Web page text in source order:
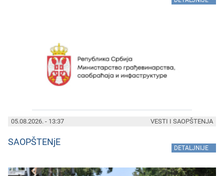
05.08.2026. - 13:37
SAOPŠTENjE
DETALJNIJE
VESTI I SAOPŠTENJA